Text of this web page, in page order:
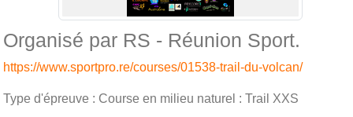
Organisé par RS - Réunion Sport.
https://www.sportpro.re/courses/01538-trail-du-volcan/
Type d'épreuve : Course en milieu naturel : Trail XXS